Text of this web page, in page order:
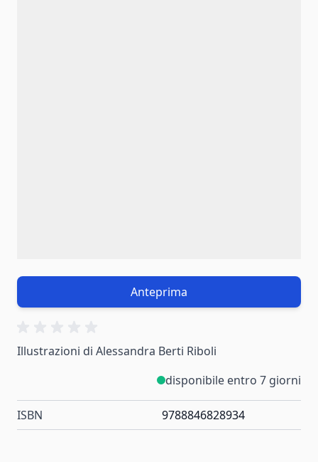
Anteprima
Illustrazioni di Alessandra Berti Riboli
disponibile entro 7 giorni
ISBN 9788846828934